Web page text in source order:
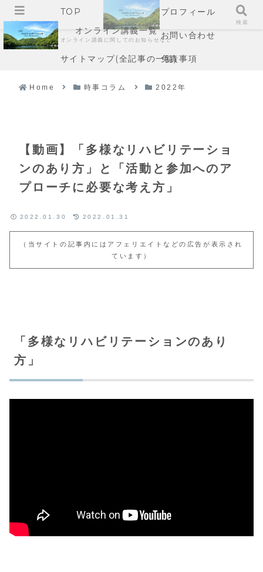
TOP
プロフィール
オンライン講義一覧
オンライン講義に関してのお知らせなどお問い合わせ
サイトマップ(全記事の一覧)免責事項
Home 時事コラム 2022年
【動画】「多様なリハビリテーショ
ンのあり方」と「活動と参加へのア
プローチに必要な考え方」
2022.01.30 2022.01.31
（当サイトの記事内にはアフェリエイトなどの広告が表示され
ています）
「多様なリハビリテーションのあり
方」
メニュー 検索